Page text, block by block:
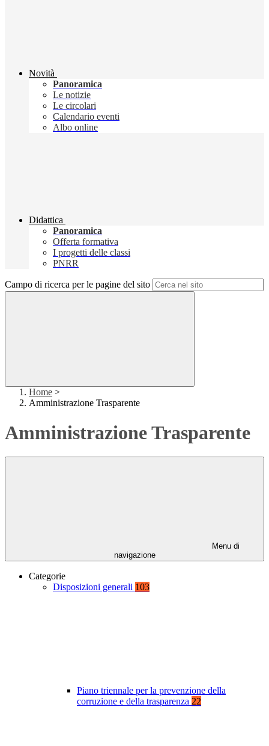
Novità
Panoramica
Le notizie
Le circolari
Calendario eventi
Albo online
Didattica
Panoramica
Offerta formativa
I progetti delle classi
PNRR
Campo di ricerca per le pagine del sito
Home >
Amministrazione Trasparente
Amministrazione Trasparente
Menu di
navigazione
Categorie
Disposizioni generali 103
Piano triennale per la prevenzione della
corruzione e della trasparenza 22